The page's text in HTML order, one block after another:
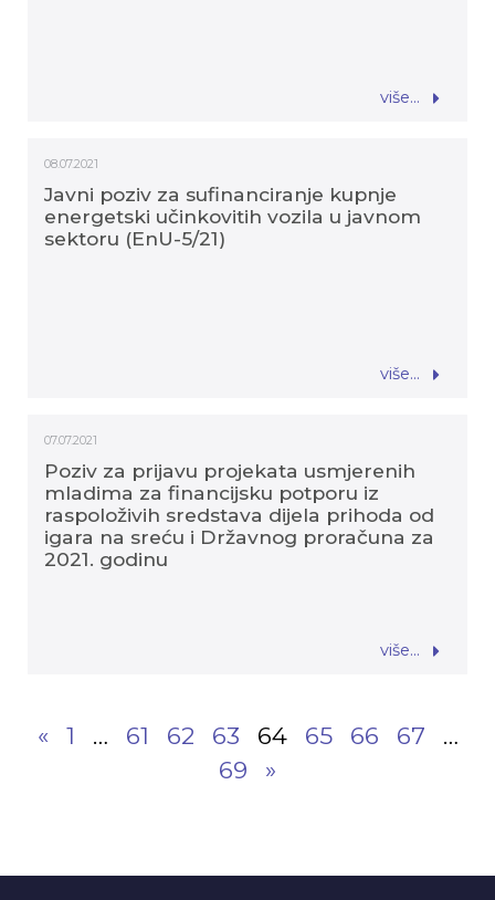
više...
08.07.2021
Javni poziv za sufinanciranje kupnje
energetski učinkovitih vozila u javnom
sektoru (EnU-5/21)
više...
07.07.2021
Poziv za prijavu projekata usmjerenih
mladima za financijsku potporu iz
raspoloživih sredstava dijela prihoda od
igara na sreću i Državnog proračuna za
2021. godinu
više...
« 1 … 61 62 63 64 65 66 67
…
69
»